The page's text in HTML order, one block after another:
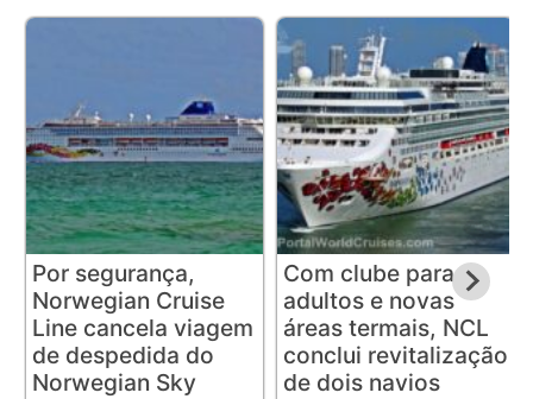
Por segurança,
Norwegian Cruise
Line cancela viagem
de despedida do
Norwegian Sky
Com clube para
adultos e novas
áreas termais, NCL
conclui revitalização
de dois navios